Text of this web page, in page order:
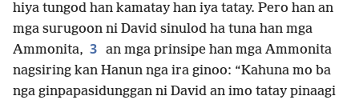
hiya tungod han kamatay han iya tatay. Pero han an
mga surugoon ni David sinulod ha tuna han mga
Ammonita, 3 an mga prinsipe han mga Ammonita
nagsiring kan Hanun nga ira ginoo: “Kahuna mo ba
nga ginpapasidunggan ni David an imo tatay pinaagi